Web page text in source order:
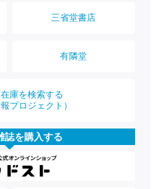
三省堂書店
有隣堂
庫を検索する
プロジェクト）
誌を購入する